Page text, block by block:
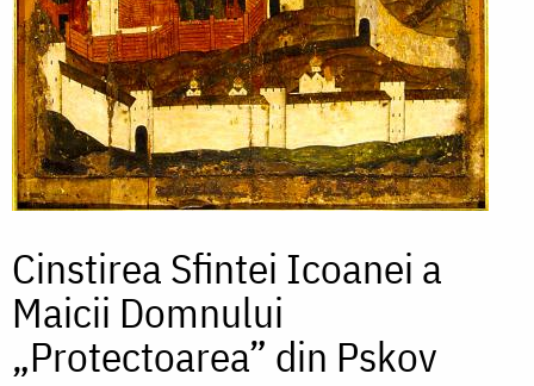
Cinstirea Sfintei Icoanei a
Maicii Domnului
„Protectoarea” din Pskov